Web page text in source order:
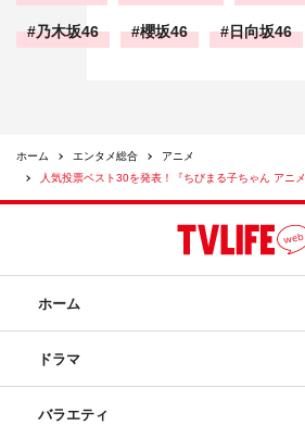
乃木坂46 櫻坂46 日向坂46
ホーム エンタメ総合
アニメ
人気投票ベスト30を発表！『ちびまる子ちゃん アニ
ホーム
ドラマ
バラエティ